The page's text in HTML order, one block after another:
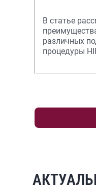
В статье
различных
процедуры